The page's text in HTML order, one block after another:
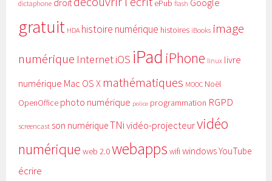
dictaphone droit ePub flash
gratuit HDA histoire numérique histoires iBooks image
numérique InternetiOS iPad iPhone linux livre
numérique Mac OS X mathématiques MOOC Noël
OpenOffice photo numérique police programmation RGPD
screencast son numériqueTNi vidéo-projecteurvidéo
numérique web 2.0webapps wifi windowsYouTube
écrire